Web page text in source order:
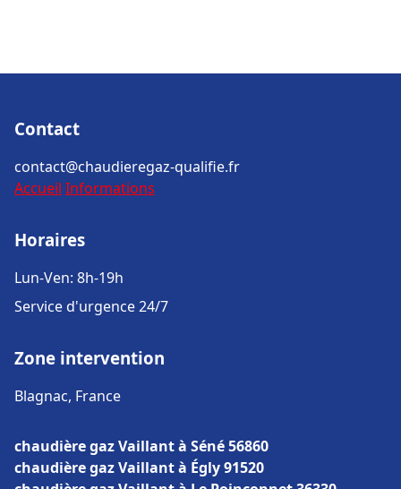
Contact
contact@chaudieregaz-qualifie.fr
Accueil Informations
Horaires
Lun-Ven: 8h-19h
Service d'urgence 24/7
Zone intervention
Blagnac, France
chaudière gaz Vaillant à Séné 56860
chaudière gaz Vaillant à Égly 91520